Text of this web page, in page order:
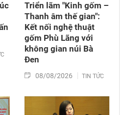
Triển lãm "Kinh gốm –
Thanh âm thế gian":
Kết nối nghệ thuật
gốm Phù Lãng với
không gian núi Bà
Đen
08/08/2026 TIN TỨC